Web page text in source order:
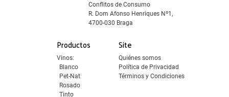
Productos
Vinos:
Blanco
Pet-Nat
Rosado
Tinto
Site
Quiénes somos
Política de Privacidad
Términos y Condiciones
Conflitos de Consumo
R. Dom Afonso Henriques Nº1,
4700-030 Braga